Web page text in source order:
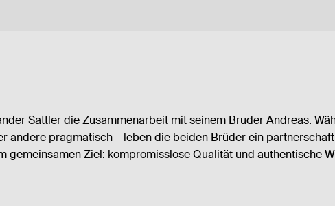
Sattler die Zusammenarbeit mit seinem Bruder Andreas.
andere pragmatisch – leben die beiden Brüder ein
gemeinsamen Ziel: kompromisslose Qualität und authentische